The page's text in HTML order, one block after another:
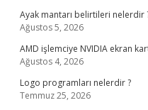
Ayak mantarı belirtileri nelerdir
Ağustos 5, 2026
AMD işlemciye NVIDIA ekran
Ağustos 4, 2026
Logo programları nelerdir ?
Temmuz 25, 2026